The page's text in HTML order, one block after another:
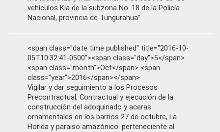
vehículos Kia de la subzona No. 18 de la Policía
Nacional, provincia de Tungurahua”
<span class="date time published" title="2016-10-
05T10:32:41-0500"><span class="day">5</span>
<span class="month">Oct</span> <span
class="year">2016</span></span>
Vigilar y dar seguimiento a los Procesos
Precontractual, Contractual y ejecución de la
construcción del adoquinado y aceras
ornamentales en los barrios 27 de octubre, La
Florida y paraiso amazónico. perteneciente al